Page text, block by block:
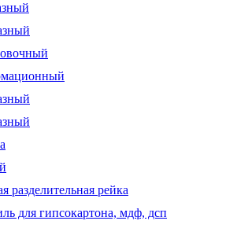
разделительная рейка
для гипсокартона, мдф, дсп